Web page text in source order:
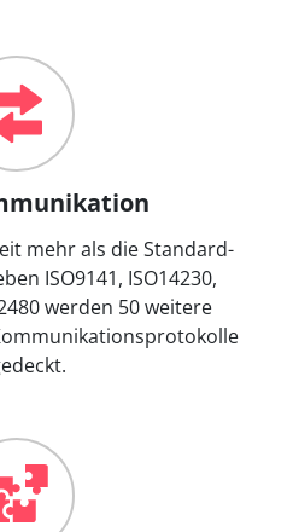
mehr als die Standard-
ISO9141, ISO14230,
werden 50 weitere